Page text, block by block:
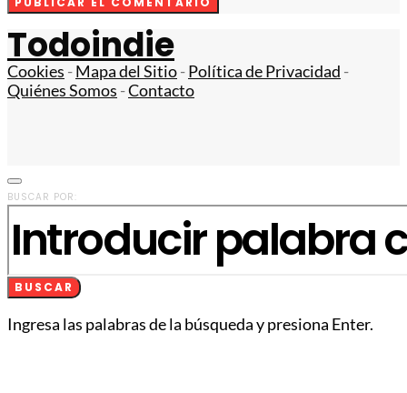
Todoindie
Cookies -Mapa del Sitio-Política de Privacidad -
Quiénes Somos -Contacto
BUSCAR POR:
BUSCAR
Ingresa las palabras de la búsqueda y presiona Enter.